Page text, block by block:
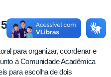
2021, de 03 de
para organizar, coordenar e
à Comunidade Acadêmica
para escolha de dois